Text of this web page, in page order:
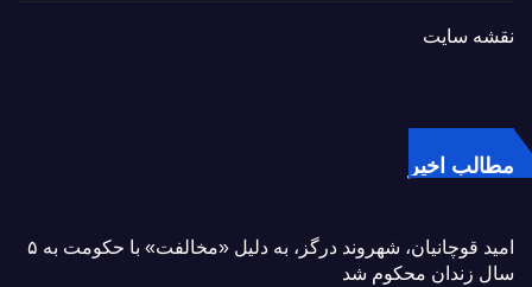
نقشه سایت
مطالب اخیر
امید قوچانیان، شهروند درگز، به دلیل «مخالفت» با حکومت به ۵
سال زندان محکوم شد